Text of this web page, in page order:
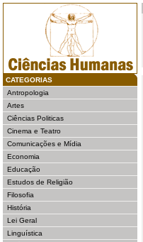
CATEGORIAS
Antropologia
Artes
Ciências Politicas
Cinema e Teatro
Comunicações e Mídia
Economia
Educação
Estudos de Religião
Filosofia
História
Lei Geral
Linguística